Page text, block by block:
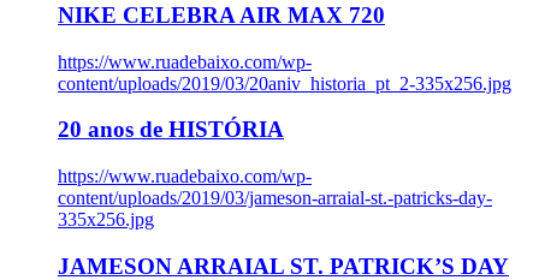
NIKE CELEBRA AIR MAX 720
https://www.ruadebaixo.com/wp-
content/uploads/2019/03/20aniv_historia_pt_2-335x256.jpg
20 anos de HISTÓRIA
https://www.ruadebaixo.com/wp-
content/uploads/2019/03/jameson-arraial-st.-patricks-day-
335x256.jpg
JAMESON ARRAIAL ST. PATRICK’S DAY